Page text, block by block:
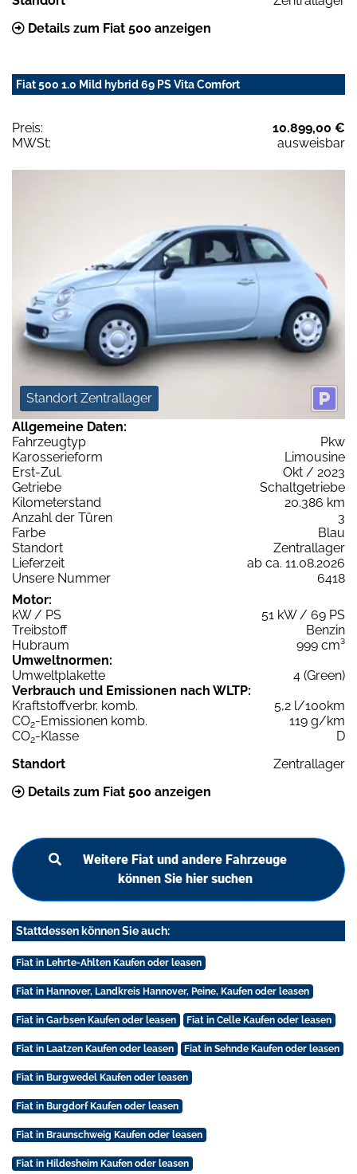
Details zum Fiat 500 anzeigen
Fiat 500 1.0 Mild hybrid 69 PS Vita Comfort
Preis:
10.899,00 €
MWSt:
ausweisbar
Standort Zentrallager
Allgemeine Daten:
Fahrzeugtyp
Pkw
Karosserieform
Limousine
Erst-Zul.
Okt / 2023
Getriebe
Schaltgetriebe
Kilometerstand
20.386 km
Anzahl der Türen
3
Farbe
Blau
Standort
Zentrallager
Lieferzeit
ab ca. 11.08.2026
Unsere Nummer
6418
Motor:
kW / PS
51 kW / 69 PS
Treibstoff
Benzin
Hubraum
999 cm³
Umweltnormen:
Umweltplakette
4 (Green)
Verbrauch und Emissionen nach WLTP:
Kraftstoffverbr. komb.
5,2 l/100km
CO2-Emissionen komb.
119 g/km
CO2-Klasse
D
Standort
Zentrallager
Details zum Fiat 500 anzeigen
Weitere Fiat und andere Fahrzeuge
können Sie hier suchen
Stattdessen können Sie auch:
Fiat in Lehrte-Ahlten Kaufen oder leasen
Fiat in Hannover, Landkreis Hannover, Peine, Kaufen oder leasen
Fiat in Garbsen Kaufen oder leasen Fiat in Celle Kaufen oder leasen
Fiat in Laatzen Kaufen oder leasen Fiat in Sehnde Kaufen oder leasen
Fiat in Burgwedel Kaufen oder leasen
Fiat in Burgdorf Kaufen oder leasen
Fiat in Braunschweig Kaufen oder leasen
Fiat in Hildesheim Kaufen oder leasen